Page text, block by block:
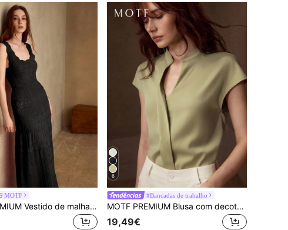
MOTF
MOTF PREMIUM Vestido de malha sem mangas romântico para encontros de primavera/verão para mulher
6
#Bancadas de trabalho
MOTF PREMIUM Blusa com decote entalhado e manga morcego
19,49€